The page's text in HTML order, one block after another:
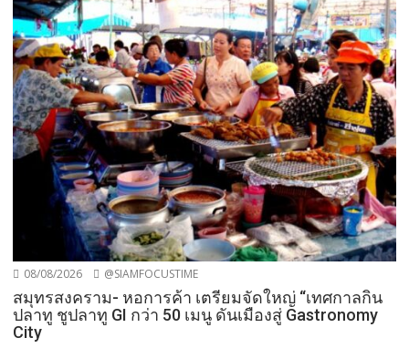
08/08/2026 @SIAMFOCUSTIME
สมุทรสงคราม- หอการค้า เตรียมจัดใหญ่ “เทศกาลกิน
ปลาทู ชูปลาทู GI กว่า 50 เมนู ดันเมืองสู่ Gastronomy
City